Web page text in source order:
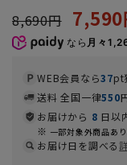
8,690円 7,590
なら 月々
WEB会員なら37pt
送料 全国一律550
お届けから 8 日以
一部対象外商品あり
お届け日を調べる